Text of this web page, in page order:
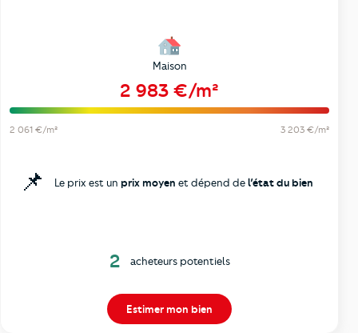
Maison
2 983 €/m²
2 061 €/m² 3 203 €/m²
📌 Le prix est un prix moyen et dépend del’état du bien
2 acheteurs potentiels
Estimer mon bien